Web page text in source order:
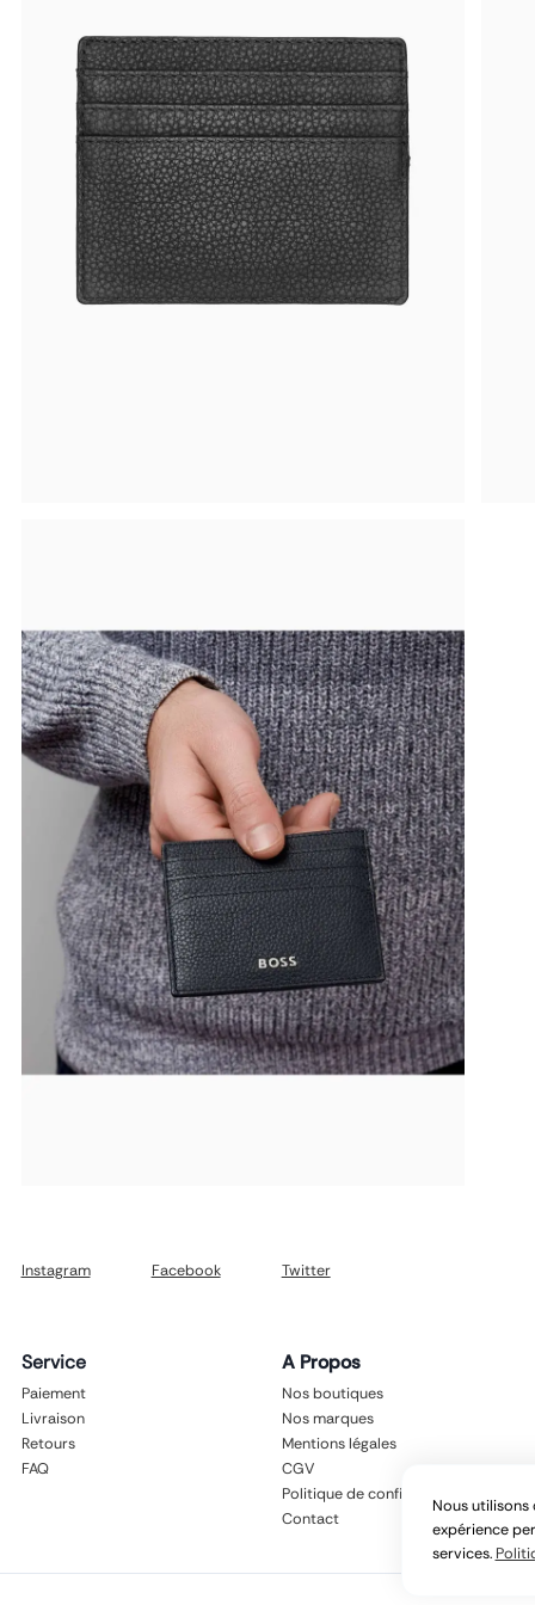
Instagram Facebook Twitter
Service
Paiement
Livraison
Retours
FAQ
A Propos
Nos boutiques
Nos marques
Mentions légales
CGV
Politique de confidentialité
Contact
Nous
expérience
services.